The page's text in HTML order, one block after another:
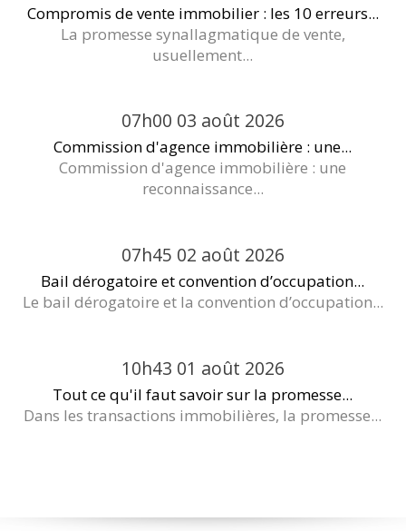
Compromis de vente immobilier : les 10 erreurs...
La promesse synallagmatique de vente,
usuellement...
07h00 03 août 2026
Commission d'agence immobilière : une...
Commission d'agence immobilière : une
reconnaissance...
07h45 02 août 2026
Bail dérogatoire et convention d’occupation...
Le bail dérogatoire et la convention d’occupation...
10h43 01 août 2026
Tout ce qu'il faut savoir sur la promesse...
Dans les transactions immobilières, la promesse...